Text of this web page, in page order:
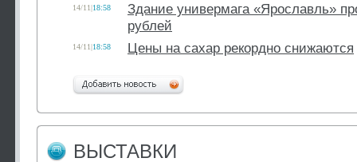
14/11|18:58
Здание универмага «Ярославль»
рублей
14/11|18:58 Цены на сахар рекордно снижаются
ВЫСТАВКИ